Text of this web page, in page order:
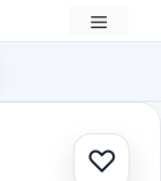
Menü
♡Zur